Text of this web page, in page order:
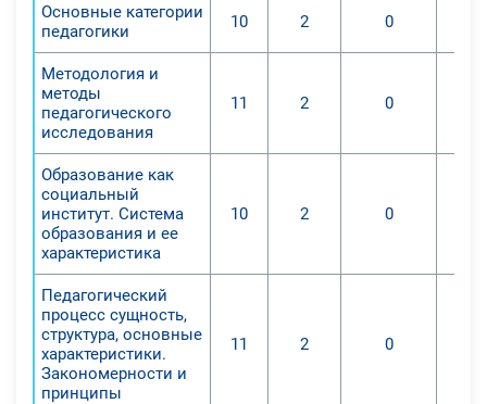
Основные категории
педагогики
10 2 0
Методология и
методы
педагогического
исследования
11 2 0
Образование как
социальный
институт. Система
образования и ее
характеристика
10 2 0
Педагогический
процесс сущность,
структура, основные
характеристики.
Закономерности и
принципы
11 2 0